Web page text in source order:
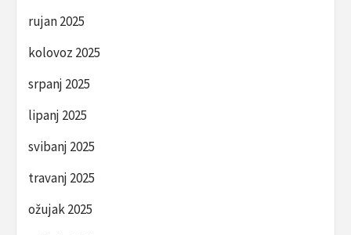
rujan 2025
kolovoz 2025
srpanj 2025
lipanj 2025
svibanj 2025
travanj 2025
ožujak 2025